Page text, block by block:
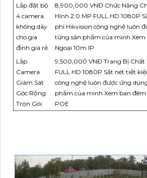
Lắp đặt bộ
4 camera
không dây
cho gia
đình giá rẻ.
8,900,000 VNĐ Chức Năng
Hình 2.0 MP FULL HD 1080P
phí Hikvision công nghệ luôn
từng sản phẩm của mình
Ngoại 10m IP
Lắp
Camera
Giám Sát
Góc Rộng
Trọn Gói
9,500,000 VNĐ Trang Bị Chất
FULL HD 1080P Sắt nét tiết
công nghệ luôn được ứng
phẩm của mình Xem ban
POE